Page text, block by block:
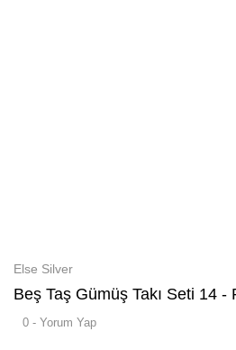
Else Silver
Beş Taş Gümüş Takı Seti 14
0 - Yorum Yap